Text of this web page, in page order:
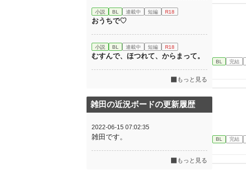
BL 完結
BL 完結
小説 BL 連載中 短編 R18
おうちで♡
小説 BL 連載中 短編 R18
むすんで、ほつれて、からまって。
もっと見る
雑田の近況ボードの更新履歴
2022-06-15 07:02:35
雑田です。
もっと見る